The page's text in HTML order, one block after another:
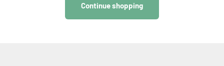
Continue shopping